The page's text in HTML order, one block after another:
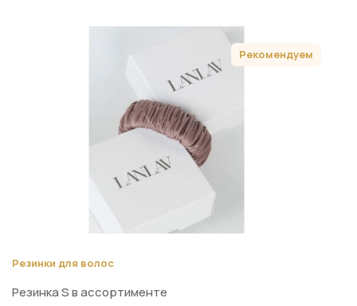
Рекомендуем
Резинки для волос
Резинка S в ассортименте